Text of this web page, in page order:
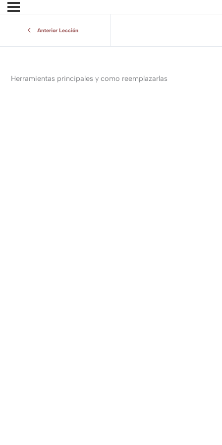
Anterior Lección
Herramientas principales y como reemplazarlas